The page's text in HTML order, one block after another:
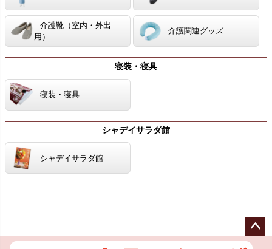
介護靴（室内・外出
用）
介護関連グッズ
寝装・寝具
寝装・寝具
シャデイサラダ館
シャデイサラダ館
ペー